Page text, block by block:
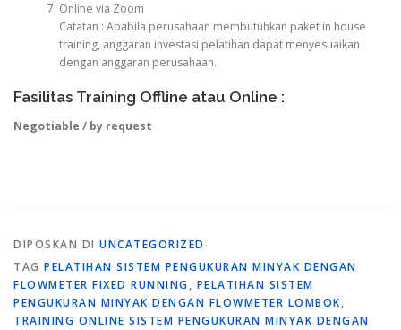
Online via Zoom
Catatan : Apabila perusahaan membutuhkan paket in house
training, anggaran investasi pelatihan dapat menyesuaikan
dengan anggaran perusahaan.
Fasilitas Training Offline atau Online :
Negotiable / by request
DIPOSKAN DI UNCATEGORIZED
TAG PELATIHAN SISTEM PENGUKURAN MINYAK DENGAN
FLOWMETER FIXED RUNNING, PELATIHAN SISTEM
PENGUKURAN MINYAK DENGAN FLOWMETER LOMBOK,
TRAINING ONLINE SISTEM PENGUKURAN MINYAK DENGAN